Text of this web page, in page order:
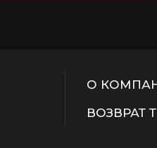
О
ВОЗВРАТ